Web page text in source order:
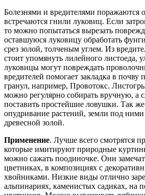
Болезнями и вредителями поражаются
встречаются гнили луковиц. Если
то можно попытаться вырезать
оставшуюся луковицу обработать
срез золой, толченым углем. Из
стоит упомянуть лилейного листоеда,
луковицы могут повреждать
вредителей помогает закладка в почву
гранул, например, Провотокс.
можно регулярно собирать вручную, а
поставить простейшие ловушки. Так
опудривание растений, земли под ними
древесной золой.
Применение. Лучше всего смотрятся
которые имитируют природные
можно сажать поодиночке. Они
цветниках, в композициях с
хвойниками. Низкие виды отлично
альпинариях, каменистых садиках, на